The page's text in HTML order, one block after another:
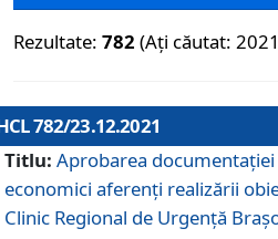
Rezultate: 782 (Ați căutat:
782/23.12.2021
Titlu: Aprobarea
economici aferenți realizării
Clinic Regional de Urgență